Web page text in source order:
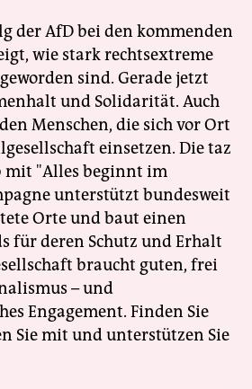
der AfD bei den kommenden
wie stark rechtsextreme
sind. Gerade jetzt
und Solidarität. Auch
Menschen, die sich vor Ort
einsetzen. Die taz
mit "Alles beginnt im
unterstützt bundesweit
Orte und baut einen
für deren Schutz und Erhalt
braucht guten, frei
– und
Engagement. Finden Sie
Sie mit und unterstützen Sie